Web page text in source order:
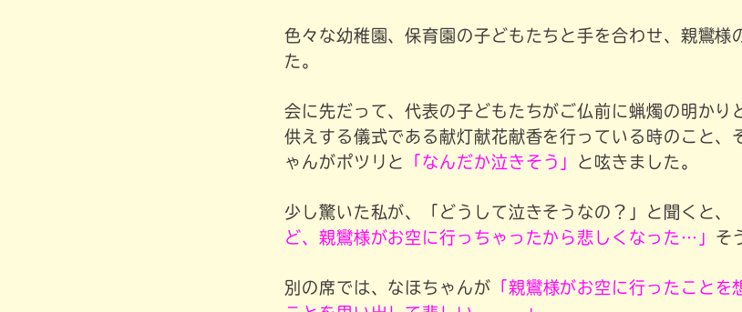
色々な幼稚園、保育園の子どもたちと手を合わせ、親鸞様
た。
会に先だって、代表の子どもたちがご仏前に蝋燭の明かり
供えする儀式である献灯献花献香を行っている時のこと、
ゃんがポツリと
「なんだか泣きそう」 と呟きました。
少し驚いた私が、「どうして泣きそうなの？」と聞くと、
ど、親鸞様がお空に行っちゃったから悲しくなった…」 そ
別の席では、なほちゃんが 「親鸞様がお空に行ったこと